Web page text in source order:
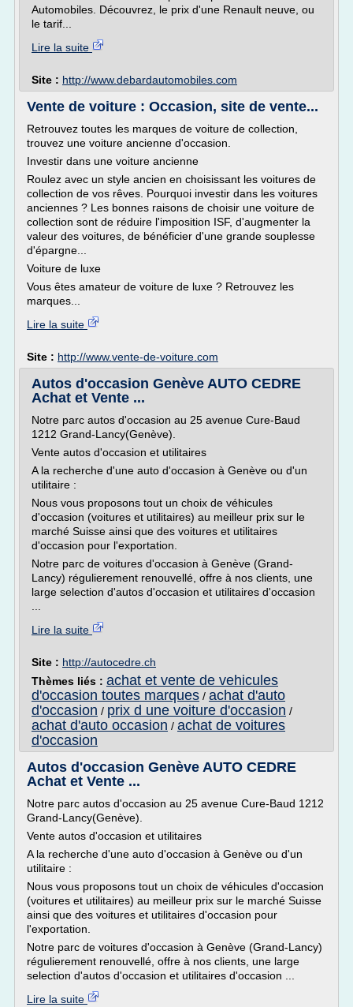
Automobiles. Découvrez, le prix d'une Renault neuve, ou
le tarif...
Lire la suite
Site : http://www.debardautomobiles.com
Vente de voiture : Occasion, site de vente...
Retrouvez toutes les marques de voiture de collection,
trouvez une voiture ancienne d'occasion.
Investir dans une voiture ancienne
Roulez avec un style ancien en choisissant les voitures de
collection de vos rêves. Pourquoi investir dans les voitures
anciennes ? Les bonnes raisons de choisir une voiture de
collection sont de réduire l'imposition ISF, d'augmenter la
valeur des voitures, de bénéficier d'une grande souplesse
d'épargne...
Voiture de luxe
Vous êtes amateur de voiture de luxe ? Retrouvez les
marques...
Lire la suite
Site : http://www.vente-de-voiture.com
Autos d'occasion Genève AUTO CEDRE
Achat et Vente ...
Notre parc autos d'occasion au 25 avenue Cure-Baud
1212 Grand-Lancy(Genève).
Vente autos d'occasion et utilitaires
A la recherche d'une auto d'occasion à Genève ou d'un
utilitaire :
Nous vous proposons tout un choix de véhicules
d'occasion (voitures et utilitaires) au meilleur prix sur le
marché Suisse ainsi que des voitures et utilitaires
d'occasion pour l'exportation.
Notre parc de voitures d'occasion à Genève (Grand-
Lancy) régulierement renouvellé, offre à nos clients, une
large selection d'autos d'occasion et utilitaires d'occasion
Lire la suite
Site : http://autocedre.ch
Thèmes liés : achat et vente de vehicules
d'occasion toutes marques / achat d'auto
d'occasion / prix d une voiture d'occasion /
achat d'auto occasion / achat de voitures
d'occasion
Autos d'occasion Genève AUTO CEDRE
Achat et Vente ...
Notre parc autos d'occasion au 25 avenue Cure-Baud 1212
Grand-Lancy(Genève).
Vente autos d'occasion et utilitaires
A la recherche d'une auto d'occasion à Genève ou d'un
utilitaire :
Nous vous proposons tout un choix de véhicules d'occasion
(voitures et utilitaires) au meilleur prix sur le marché Suisse
ainsi que des voitures et utilitaires d'occasion pour
l'exportation.
Notre parc de voitures d'occasion à Genève (Grand-Lancy)
régulierement renouvellé, offre à nos clients, une large
selection d'autos d'occasion et utilitaires d'occasion ...
Lire la suite